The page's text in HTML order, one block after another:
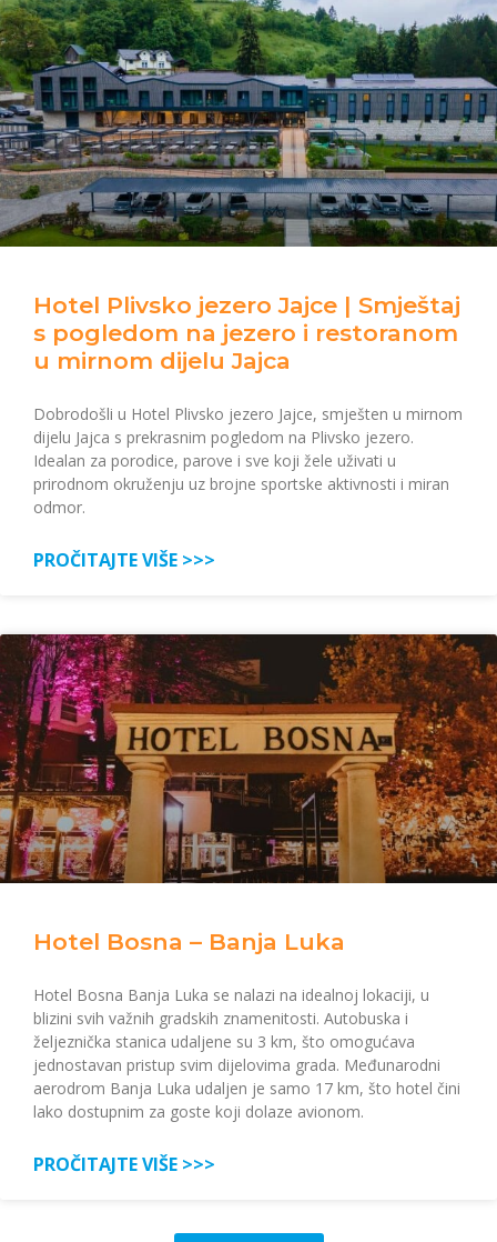
Hotel Plivsko jezero Jajce | Smještaj
s pogledom na jezero i restoranom
u mirnom dijelu Jajca
Dobrodošli u Hotel Plivsko jezero Jajce, smješten u mirnom
dijelu Jajca s prekrasnim pogledom na Plivsko jezero.
Idealan za porodice, parove i sve koji žele uživati u
prirodnom okruženju uz brojne sportske aktivnosti i miran
odmor.
PROČITAJTE VIŠE >>>
Hotel Bosna – Banja Luka
Hotel Bosna Banja Luka se nalazi na idealnoj lokaciji, u
blizini svih važnih gradskih znamenitosti. Autobuska i
željeznička stanica udaljene su 3 km, što omogućava
jednostavan pristup svim dijelovima grada. Međunarodni
aerodrom Banja Luka udaljen je samo 17 km, što hotel čini
lako dostupnim za goste koji dolaze avionom.
PROČITAJTE VIŠE >>>